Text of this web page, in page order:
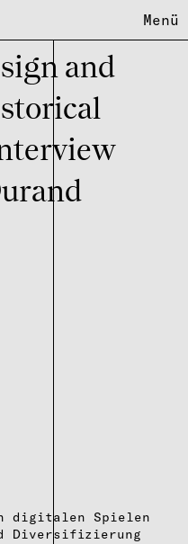
Menü
and
digitalen Spielen
Diversifizierung